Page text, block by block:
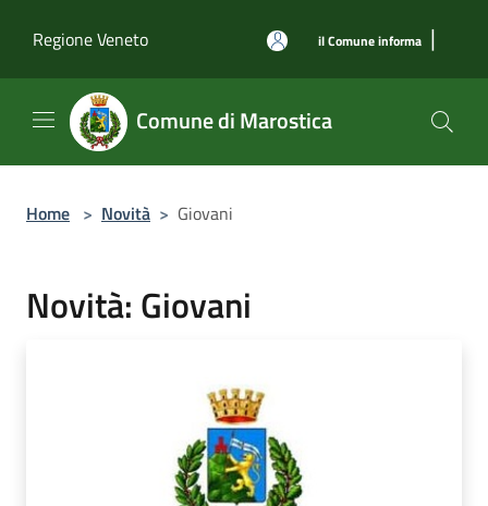
Regione Veneto
il Comune informa |
Comune di Marostica
Home > Novità > Giovani
Novità: Giovani